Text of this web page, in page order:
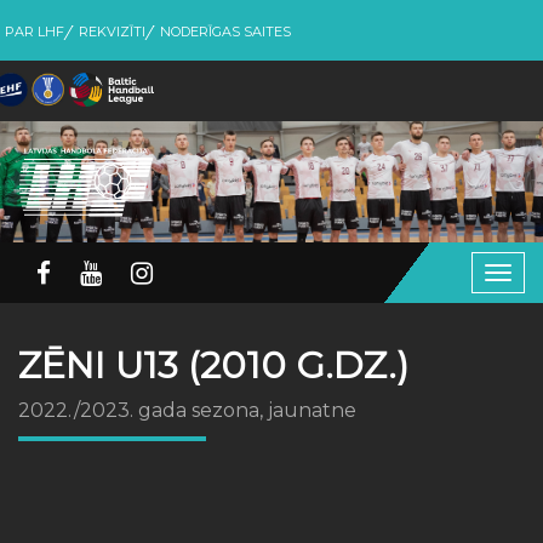
PAR LHF REKVIZĪTI NODERĪGAS SAITES
ZĒNI U13 (2010 G.DZ.)
2022./2023. gada sezona, jaunatne